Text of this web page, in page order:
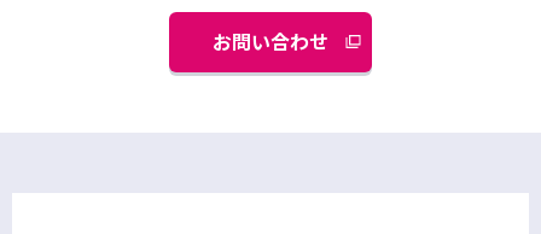
お問い合わせ